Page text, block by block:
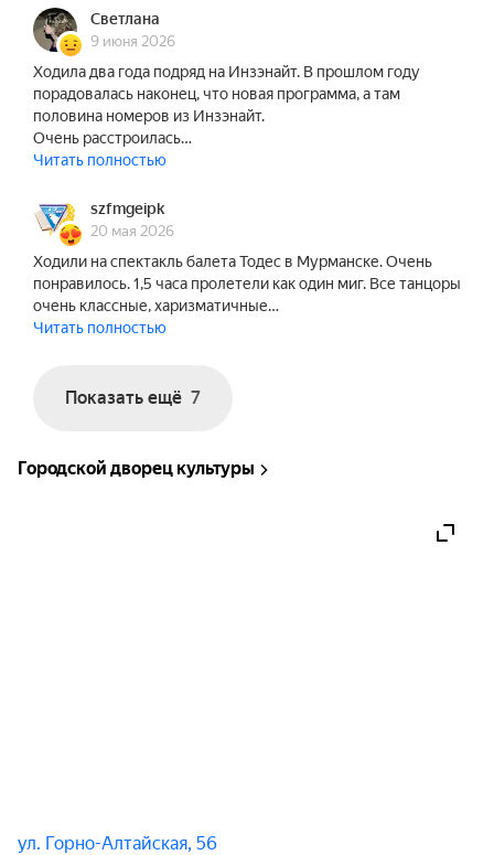
Светлана
9 июня 2026
Ходила два года подряд на Инзэнайт. В прошлом году
порадовалась наконец, что новая программа, а там
половина номеров из Инзэнайт.
Очень расстроилась…
Читать полностью
szfmgeipk
20 мая 2026
Ходили на спектакль балета Тодес в Мурманске. Очень
понравилось. 1,5 часа пролетели как один миг. Все танцоры
очень классные, харизматичные…
Читать полностью
Показать ещё 7
Городской дворец культуры
ул. Горно-Алтайская, 56